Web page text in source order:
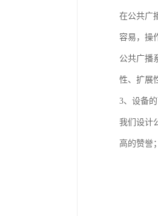
在公共广
容易，操
公共广播
性、扩展
3、设备
我们设计
高的赞誉